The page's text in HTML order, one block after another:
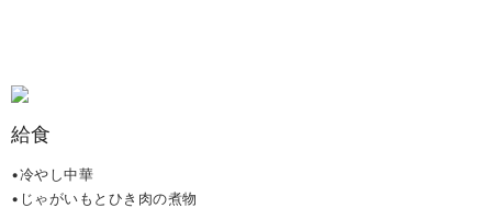
給食
•冷やし中華
•じゃがいもとひき肉の煮物